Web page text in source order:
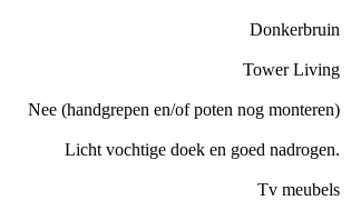
Donkerbruin
Tower Living
Nee (handgrepen en/of poten nog monteren)
Licht vochtige doek en goed nadrogen.
Tv meubels